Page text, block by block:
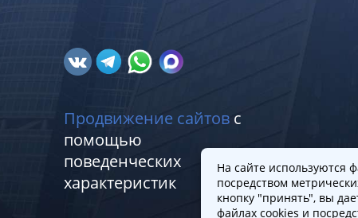
Продвижение сайтовс
помощью
поведенческих
характеристик
На сайте используются
посредством
кнопку "принять", вы
файлах cookies и